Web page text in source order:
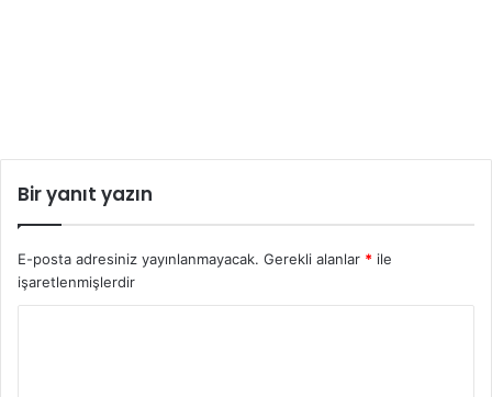
Bir yanıt yazın
E-posta adresiniz yayınlanmayacak. Gerekli alanlar * ile
işaretlenmişlerdir